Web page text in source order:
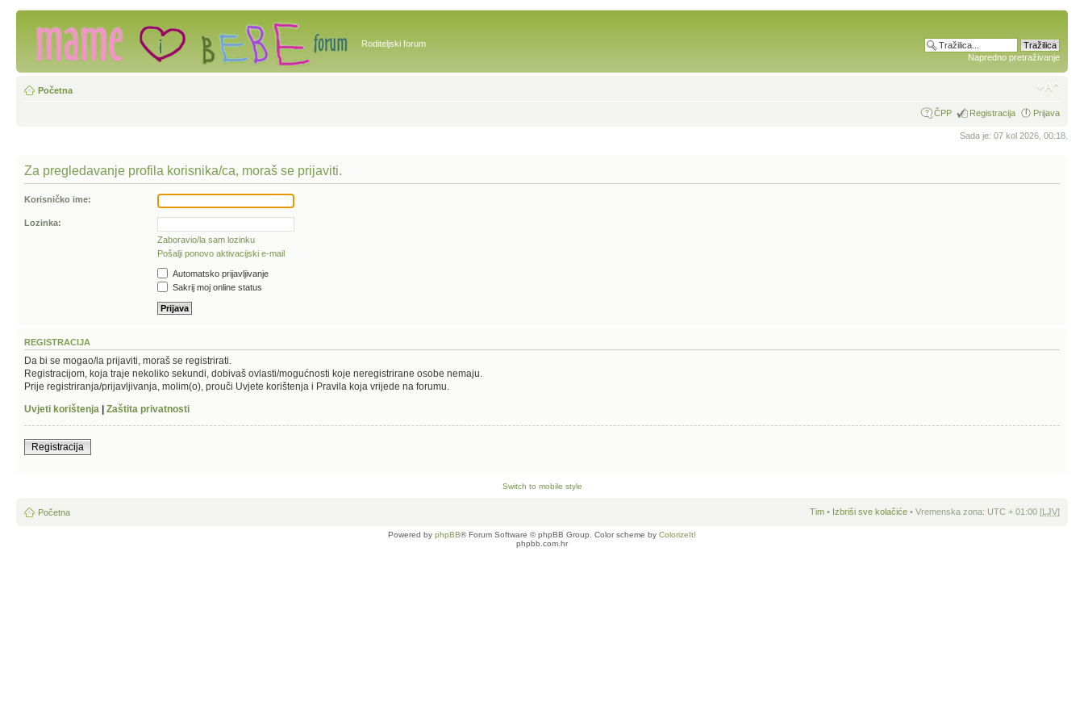
Roditeljski forum
Napredno pretraživanje
Početna
ČPP Registracija Prijava
Sada je: 07 kol 2026, 00:18.
Za pregledavanje profila korisnika/ca, moraš se prijaviti.
Korisničko ime:
Lozinka:
Zaboravio/la sam lozinku
Pošalji ponovo aktivacijski e-mail
Automatsko prijavljivanje
Sakrij moj online status
REGISTRACIJA
Da bi se mogao/la prijaviti, moraš se registrirati.
Registracijom, koja traje nekoliko sekundi, dobivaš ovlasti/mogućnosti koje neregistrirane osobe nemaju.
Prije registriranja/prijavljivanja, molim(o), prouči Uvjete korištenja i Pravila koja vrijede na forumu.
Uvjeti korištenja
Zaštita privatnosti
Registracija
Switch to mobile style
Početna Tim • Izbriši sve kolačiće • Vremenska zona: UTC + 01:00 [LJV]
Powered by phpBB® Forum Software © phpBB Group. Color scheme by ColorizeIt!
phpbb.com.hr